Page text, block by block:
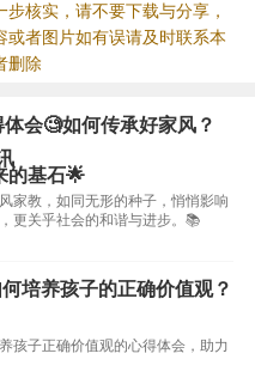
核实，请不要下载与分享，
者图片如有误请及时联系本
删除
会🧐如何传承好家风？
的基石🌟
家教，如同无形的种子，悄悄影响
更关乎社会的和谐与进步。📚
培养孩子的正确价值观？
孩子正确价值观的心得体会，助力